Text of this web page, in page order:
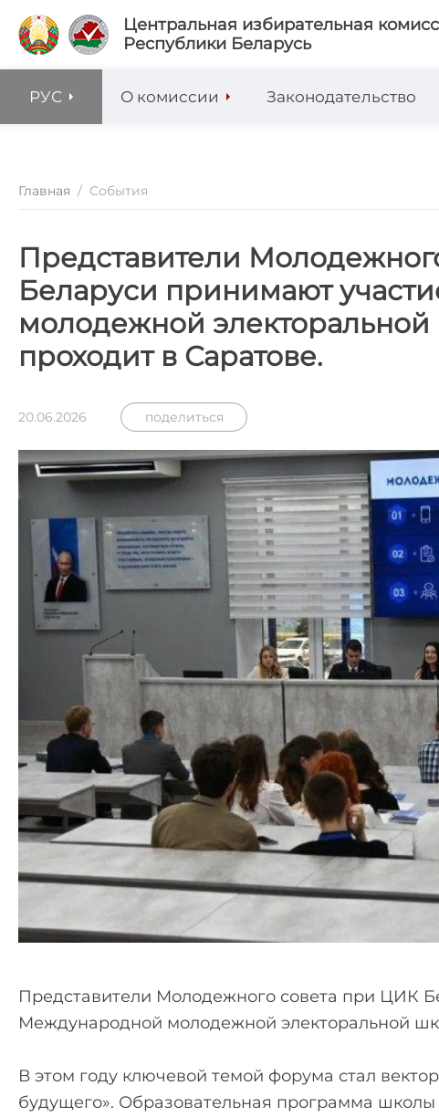
Центральная избирательная
Республики Беларусь
РУС О комиссии Законодательство
Главная / События
‍‍Представители
Беларуси принимают
молодежной электоральной
проходит в Саратове.
20.06.2026 поделиться
‍‍Представители Молодежного совета при ЦИК
Международной молодежной электоральной
В этом году ключевой темой форума стал
будущего». Образовательная программа